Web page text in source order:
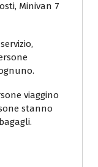
Minivan 7
viaggino
stanno